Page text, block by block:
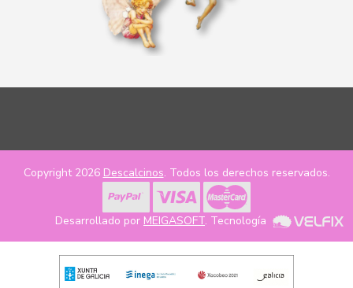
Copyright 2026 Descalcinos. Todos los derechos reservados.
Desarrollado por MEIGASOFT. Tecnología